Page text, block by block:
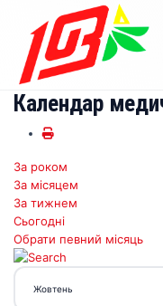
Календар
За роком
За місяцем
За тижнем
Сьогодні
Обрати певний місяць